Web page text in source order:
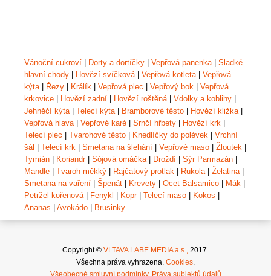
Vánoční cukroví Dorty a dortíčky Vepřová panenka| Sladké
hlavní chody
Hovězí svíčková| Vepřová kotleta| Vepřová
kýta| Řezy Králík Vepřová plec Vepřový bok
Vepřová
krkovice
Hovězí zadní Hovězí roštěná| Vdolky a koblihy
Jehněčí kýta| Telecí kýta| Bramborové těsto Hovězí kližka|
Vepřová hlava| Vepřové karé Srnčí hřbety Hovězí krk
Telecí plec
Tvarohové těsto Knedlíčky do polévek
Vrchní
šál
Telecí krk Smetana na šlehání Vepřové maso Žloutek
Tymián
Koriandr| Sójová omáčka| Droždí Sýr Parmazán
Mandle
Tvaroh měkký Rajčatový protlak Rukola| Želatina|
Smetana na vaření
Špenát Krevety Ocet Balsamico Mák
Petržel kořenová| Fenykl Kopr| Telecí maso Kokos
Ananas
Avokádo Brusinky
Copyright © VLTAVA LABE MEDIA a.s., 2017.
Všechna práva vyhrazena. Cookies.